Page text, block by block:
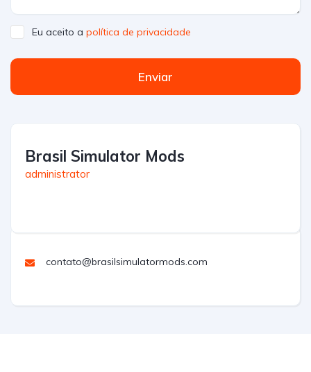
Eu aceito a política de privacidade
Enviar
Brasil Simulator Mods
administrator
contato@brasilsimulatormods.com